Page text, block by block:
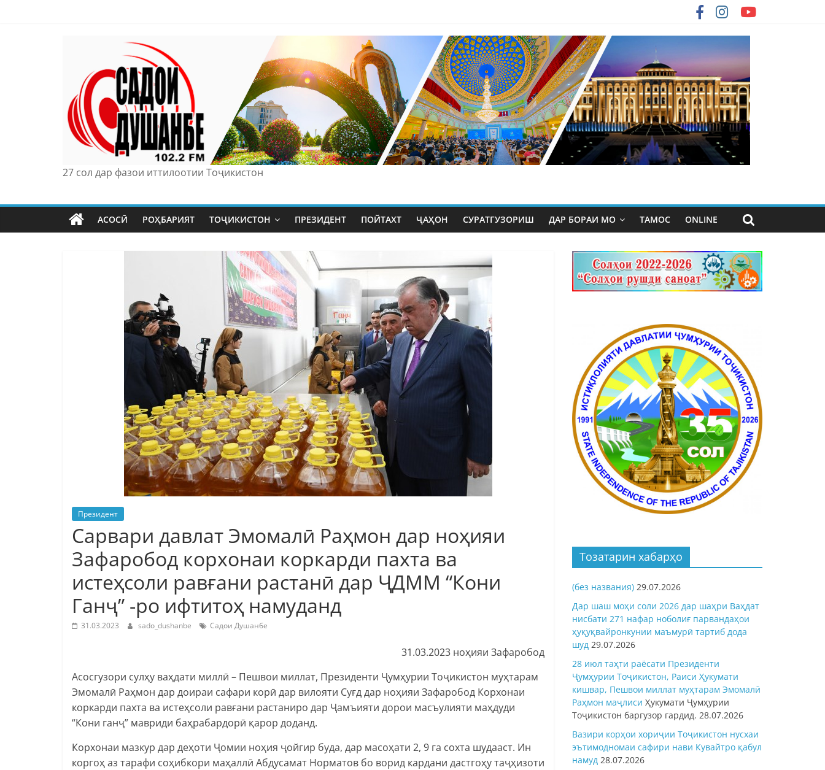
27 сол дар фазои иттилоотии Тоҷикистон
АСОСӢ РОҲБАРИЯТ ТОҶИКИСТОН ПРЕЗИДЕНТ ПОЙТАХТ ҶАҲОН СУРАТГУЗОРИШ ДАР БОРАИ МО ТАМОС ONLINE
Президент
Сарвари давлат Эмомалӣ Раҳмон дар ноҳияи
Зафаробод корхонаи коркарди пахта ва
истеҳсоли равғани растанӣ дар ҶДММ “Кони
Ганҷ” -ро ифтитоҳ намуданд
31.03.2023 sado_dushanbe Садои Душанбе
31.03.2023 ноҳияи Зафаробод
Асосгузори сулҳу ваҳдати миллӣ – Пешвои миллат, Президенти Ҷумҳурии Тоҷикистон муҳтарам
Эмомалӣ Раҳмон дар доираи сафари корӣ дар вилояти Суғд дар ноҳияи Зафаробод Корхонаи
коркарди пахта ва истеҳсоли равғани растаниро дар Ҷамъияти дорои масъулияти маҳдуди
“Кони ганҷ” мавриди баҳрабардорӣ қарор доданд.
Корхонаи мазкур дар деҳоти Ҷомии ноҳия ҷойгир буда, дар масоҳати 2, 9 га сохта шудааст. Ин
коргоҳ аз тарафи соҳибкори маҳаллӣ Абдусамат Норматов бо ворид кардани дастгоҳу таҷҳизоти
Тозатарин хабарҳо
(без названия) 29.07.2026
Дар шаш моҳи соли 2026 дар шаҳри Ваҳдат
нисбати 271 нафар ноболиғ парвандаҳои
ҳуқуқвайронкунии маъмурӣ тартиб дода
шуд 29.07.2026
28 июл таҳти раёсати Президенти
Ҷумҳурии Тоҷикистон, Раиси Ҳукумати
кишвар, Пешвои миллат муҳтарам Эмомалӣ
Раҳмон маҷлиси Ҳукумати Ҷумҳурии
Тоҷикистон баргузор гардид. 28.07.2026
Вазири корҳои хориҷии Тоҷикистон нусхаи
эътимодномаи сафири нави Кувайтро қабул
намуд 28.07.2026